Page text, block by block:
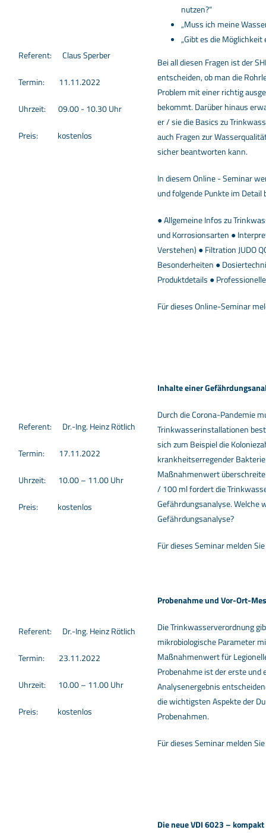
Referent: Claus Sperber
Termin: 11.11.2022
Uhrzeit: 09.00 - 10.30 Uhr
Preis: kostenlos
nutzen?“
„Muss ich meine
„Gibt es die
Bei all diesen Fragen ist der
entscheiden, ob man die
Problem mit einer richtig
bekommt. Darüber hinaus
er / sie die Basics zu
auch Fragen zur
sicher beantworten kann.
In diesem Online - Seminar
und folgende Punkte im
● Allgemeine Infos zu
und Korrosionsarten ●
Verstehen) ● Filtration JUDO
Besonderheiten ●
Produktdetails ●
Für dieses Online-Seminar
Referent: Dr.-Ing. Heinz Rötlich
Termin: 17.11.2022
Uhrzeit: 10.00 – 11.00 Uhr
Preis: kostenlos
Inhalte einer
Durch die Corona-Pandemie
Trinkwasserinstallationen
sich zum Beispiel die
krankheitserregender
Maßnahmenwert
/ 100 ml fordert die
Gefährdungsanalyse. Welche
Gefährdungsanalyse?
Für dieses Seminar melden
Referent: Dr.-Ing. Heinz Rötlich
Termin: 23.11.2022
Uhrzeit: 10.00 – 11.00 Uhr
Preis: kostenlos
Probenahme und Vor-Ort-
Die Trinkwasserverordnung
mikrobiologische Parameter
Maßnahmenwert für
Probenahme ist der erste
Analysenergebnis
die wichtigsten Aspekte der
Probenahmen.
Für dieses Seminar melden
Die neue VDI 6023 – kompakt